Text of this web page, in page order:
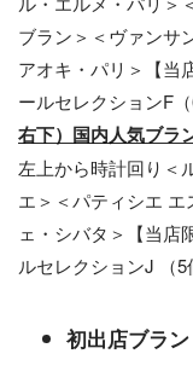
ブラン＞＜ヴァンサ
アオキ・パリ＞【当
ールセレクションF
右下）国内人気ブラ
左上から時計回り＜
エ＞＜パティシエ
ェ・シバタ＞【当店
ルセレクションJ （
初出店ブラン